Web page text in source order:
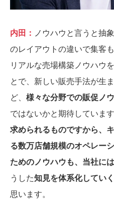
内田： ノウハウと言うと抽
のレイアウトの違いで集客
リアルな売場構築ノウハウ
とで、新しい販売手法が生
ど、 様々な分野での販促ノ
ではないかと期待しています
求められるものですから、
る数万店舗規模のオペレー
ためのノウハウも、当社に
うした知見を体系化してい
思います。